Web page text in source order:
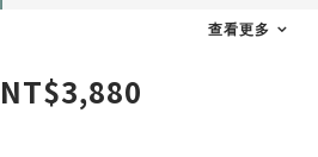
查看更多
NT$3,880